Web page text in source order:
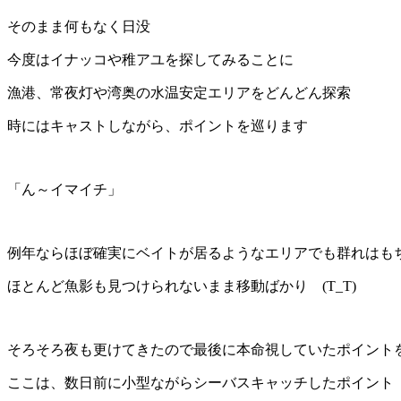
そのまま何もなく日没
今度はイナッコや稚アユを探してみることに
漁港、常夜灯や湾奥の水温安定エリアをどんどん探索
時にはキャストしながら、ポイントを巡ります
「ん～イマイチ」
例年ならほぼ確実にベイトが居るようなエリアでも群れはも
ほとんど魚影も見つけられないまま移動ばかり (T_T)
そろそろ夜も更けてきたので最後に本命視していたポイント
ここは、数日前に小型ながらシーバスキャッチしたポイント